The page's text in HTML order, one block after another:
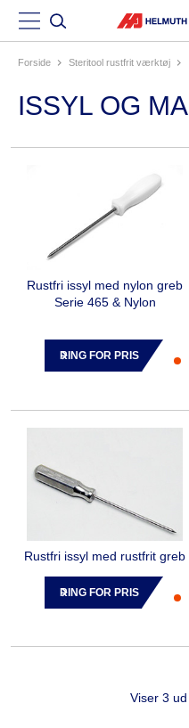
Forside steritool rustfrit værktøj
ISSYL OG
Rustfri issyl med nylon greb
Serie 465 & Nylon
RING FOR PRIS
Rustfri issyl med rustfrit greb
RING FOR PRIS
Viser 3